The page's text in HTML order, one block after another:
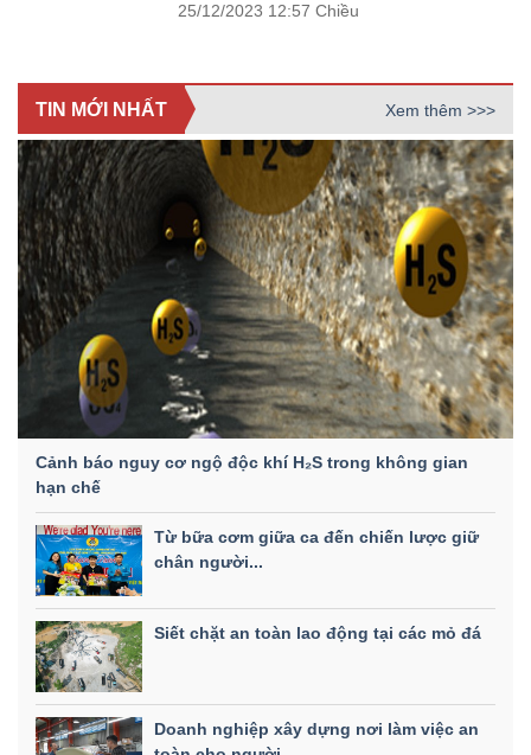
25/12/2023 12:57 Chiều
TIN MỚI NHẤT Xem thêm >>>
Cảnh báo nguy cơ ngộ độc khí H₂S trong không gian
hạn chế
Từ bữa cơm giữa ca đến chiến lược giữ
chân người...
Siết chặt an toàn lao động tại các mỏ đá
Doanh nghiệp xây dựng nơi làm việc an